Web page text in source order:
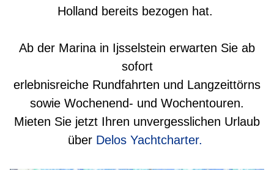
Holland bereits bezogen hat.
Ab der Marina in Ijsselstein erwarten Sie ab
sofort
erlebnisreiche Rundfahrten und Langzeittörns
sowie Wochenend- und Wochentouren.
Mieten Sie jetzt Ihren unvergesslichen Urlaub
über Delos Yachtcharter.